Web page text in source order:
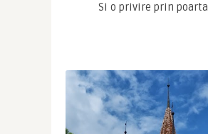
Si o privire prin poarta